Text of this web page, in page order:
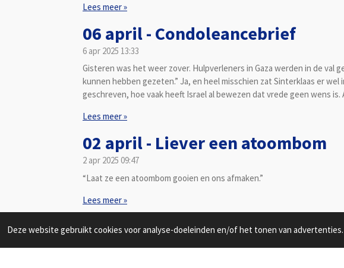
Deze website gebruikt cookies voor analyse-doeleinden en/of het tonen van
Lees meer »
06 april - Condoleancebrief
6 apr 2025 13:33
Gisteren was het weer zover. Hulpverleners in Gaza werden in de val
kunnen hebben gezeten.” Ja, en heel misschien zat Sinterklaas er
geschreven, hoe vaak heeft Israel al bewezen dat vrede geen wens
Lees meer »
02 april - Liever een atoombom
2 apr 2025 09:47
“Laat ze een atoombom gooien en ons afmaken.”
Lees meer »